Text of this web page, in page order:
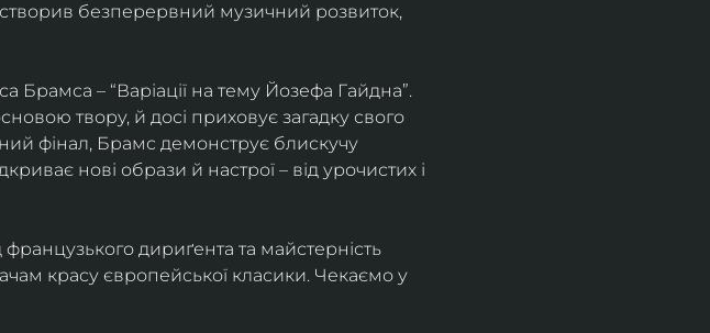
безперервний музичний розвиток,
– “Варіації на тему Йозефа Гайдна”.
твору, й досі приховує загадку свого
фінал, Брамс демонструє блискучу
нові образи й настрої – від урочистих і
дириґента та майстерність
красу європейської класики. Чекаємо у